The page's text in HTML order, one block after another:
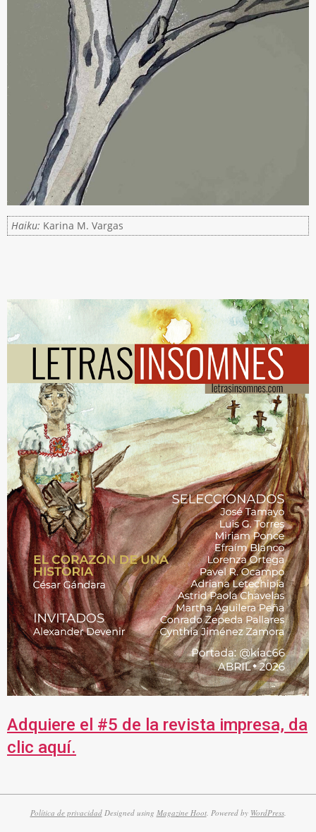
Haiku: Karina M. Vargas
Adquiere el #5 de la revista impresa, da
clic aquí.
Política de privacidadDesigned using Magazine Hoot. Powered by WordPress.